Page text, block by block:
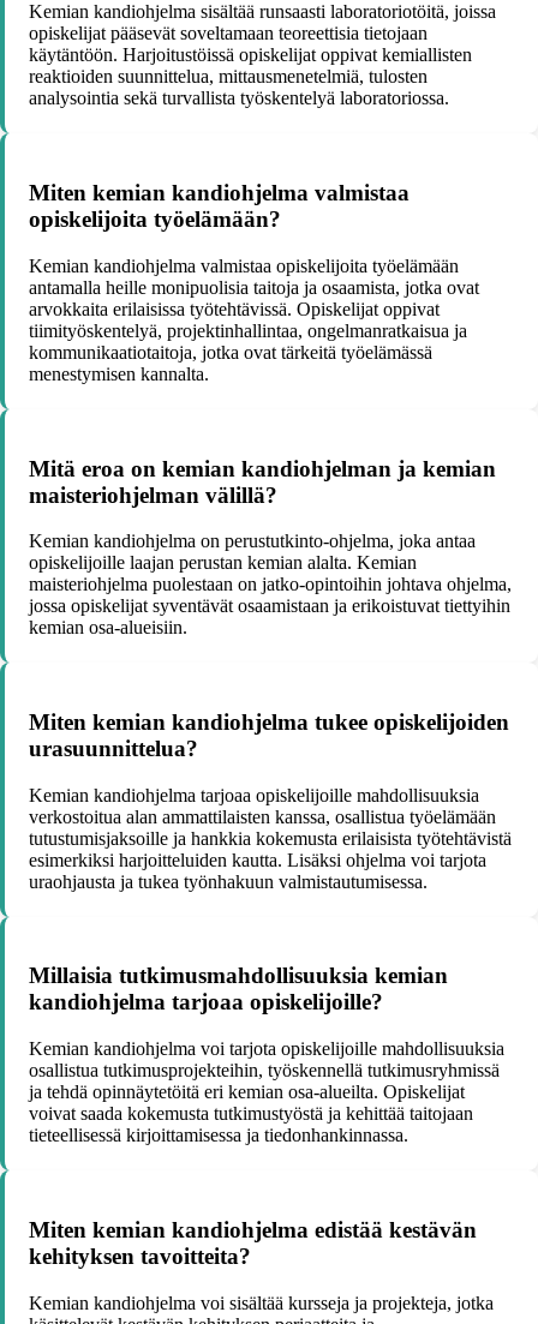
Kemian kandiohjelma sisältää runsaasti laboratoriotöitä, joissa
opiskelijat pääsevät soveltamaan teoreettisia tietojaan
käytäntöön. Harjoitustöissä opiskelijat oppivat kemiallisten
reaktioiden suunnittelua, mittausmenetelmiä, tulosten
analysointia sekä turvallista työskentelyä laboratoriossa.
Miten kemian kandiohjelma valmistaa
opiskelijoita työelämään?
Kemian kandiohjelma valmistaa opiskelijoita työelämään
antamalla heille monipuolisia taitoja ja osaamista, jotka ovat
arvokkaita erilaisissa työtehtävissä. Opiskelijat oppivat
tiimityöskentelyä, projektinhallintaa, ongelmanratkaisua ja
kommunikaatiotaitoja, jotka ovat tärkeitä työelämässä
menestymisen kannalta.
Mitä eroa on kemian kandiohjelman ja kemian
maisteriohjelman välillä?
Kemian kandiohjelma on perustutkinto-ohjelma, joka antaa
opiskelijoille laajan perustan kemian alalta. Kemian
maisteriohjelma puolestaan on jatko-opintoihin johtava ohjelma,
jossa opiskelijat syventävät osaamistaan ja erikoistuvat tiettyihin
kemian osa-alueisiin.
Miten kemian kandiohjelma tukee opiskelijoiden
urasuunnittelua?
Kemian kandiohjelma tarjoaa opiskelijoille mahdollisuuksia
verkostoitua alan ammattilaisten kanssa, osallistua työelämään
tutustumisjaksoille ja hankkia kokemusta erilaisista työtehtävistä
esimerkiksi harjoitteluiden kautta. Lisäksi ohjelma voi tarjota
uraohjausta ja tukea työnhakuun valmistautumisessa.
Millaisia tutkimusmahdollisuuksia kemian
kandiohjelma tarjoaa opiskelijoille?
Kemian kandiohjelma voi tarjota opiskelijoille mahdollisuuksia
osallistua tutkimusprojekteihin, työskennellä tutkimusryhmissä
ja tehdä opinnäytetöitä eri kemian osa-alueilta. Opiskelijat
voivat saada kokemusta tutkimustyöstä ja kehittää taitojaan
tieteellisessä kirjoittamisessa ja tiedonhankinnassa.
Miten kemian kandiohjelma edistää kestävän
kehityksen tavoitteita?
Kemian kandiohjelma voi sisältää kursseja ja projekteja, jotka